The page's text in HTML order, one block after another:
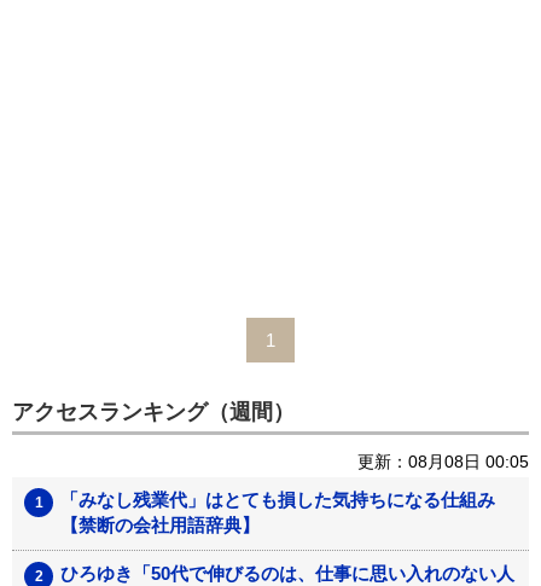
1
アクセスランキング（週間）
更新：08月08日 00:05
「みなし残業代」はとても損した気持ちになる仕組み
【禁断の会社用語辞典】
ひろゆき「50代で伸びるのは、仕事に思い入れのない人